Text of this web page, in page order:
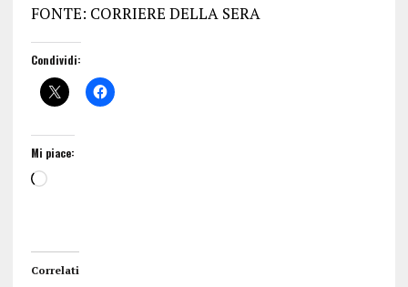
FONTE: CORRIERE DELLA SERA
Condividi:
Mi piace:
Correlati